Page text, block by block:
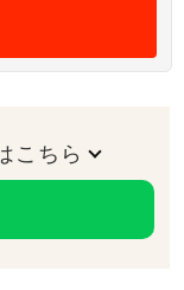
こちら